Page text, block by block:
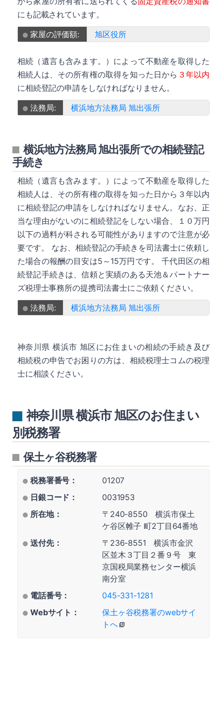
にも記載されています。
家屋の評価額:
旭区役所
相続（遺言も含みます。）によって不動産を取得した
相続人は、その所有権の取得を知った日から ３年以内
に相続登記の申請をしなければなりません。
法務局:
横浜地方法務局 旭出張所
横浜地方法務局 旭出張所での相続登記
手続き
相続（遺言も含みます。）によって不動産を取得した
相続人は、その所有権の取得を知った日から３年以内
に相続登記の申請をしなければなりません。なお、正
当な理由がないのに相続登記をしない場合、１０万円
以下の過料が科される可能性がありますので注意が必
要です。 なお、相続登記の手続きを司法書士に依頼し
た場合の報酬の目安は5～15万円です。 千代田区の相
続登記手続きは、信頼と実績のある天池＆パートナー
ズ税理士事務所の提携司法書士にご依頼ください。
法務局:
横浜地方法務局 旭出張所
神奈川県 横浜市 旭区にお住まいの相続の手続き及び
相続税の申告でお困りの方は、相続税理士コムの税理
士に相談ください。
神奈川県 横浜市 旭区のお住まい
別税務署
保土ヶ谷税務署
税務署番号：
01207
日銀コード：
0031953
所在地：
〒240-8550 横浜市保土
ケ谷区帷子 町2丁目64番地
送付先：
〒236-8551 横浜市金沢
区並木３丁目２番９号 東
京国税局業務センター横浜
南分室
電話番号：
045-331-1281
Webサイト：
保土ヶ谷税務署のwebサイ
トへ